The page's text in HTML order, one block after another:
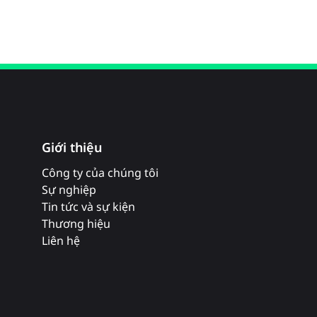
Giới thiệu
Công ty của chúng tôi
Sự nghiệp
Tin tức và sự kiện
Thương hiệu
Liên hệ